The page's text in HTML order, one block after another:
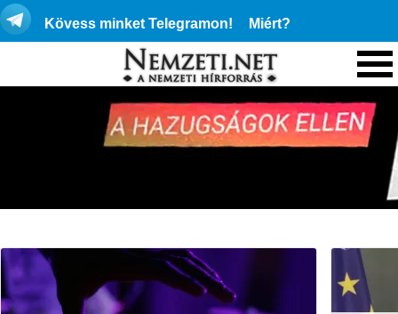
Kövess minket Telegramon! Miért?